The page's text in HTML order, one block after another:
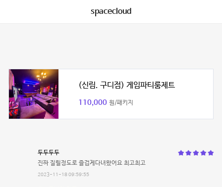
spacecloud
(신림. 구디점) 게임파티룸제트
110,000 원/패키지
두두두두
진짜 질릴정도로 즐겁게다녀왔어요 최고최고
2023-11-18 09:59:55